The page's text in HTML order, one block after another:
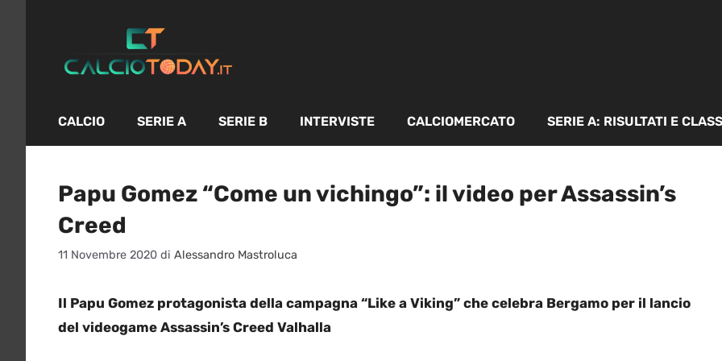
contenuto
CALCIO SERIE A SERIE B INTERVISTE CALCIOMERCATO SERIE A: RISULTATI E
Papu Gomez “Come un vichingo”: il video per Assassin’s
Creed
11 Novembre 2020 di Alessandro Mastroluca
Il Papu Gomez protagonista della campagna “Like a Viking” che celebra Bergamo per il lancio
del videogame Assassin’s Creed Valhalla